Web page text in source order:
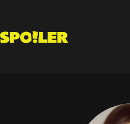
contenido